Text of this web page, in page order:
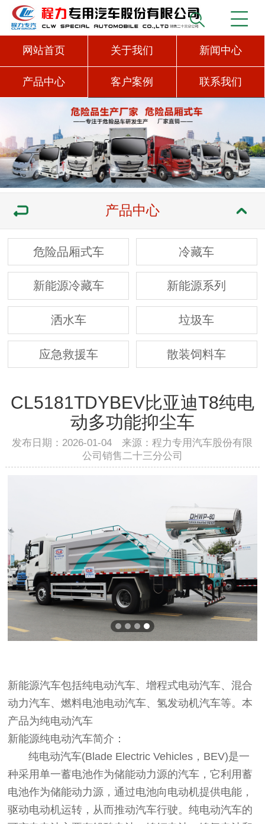
网站首页 关于我们 新闻中心
产品中心 客户案例 联系我们
产品中心
危险品厢式车 冷藏车
新能源冷藏车 新能源系列
洒水车 垃圾车
应急救援车 散装饲料车
CL5181TDYBEV比亚迪T8纯电
动多功能抑尘车
发布日期：2026-01-04 来源：程力专用汽车股份有限
公司销售二十三分公司
新能源汽车包括纯电动汽车、增程式电动汽车、混合
动力汽车、燃料电池电动汽车、氢发动机汽车等。本
产品为纯电动汽车
新能源纯电动汽车简介：
纯电动汽车(Blade Electric Vehicles，BEV)是一
种采用单一蓄电池作为储能动力源的汽车，它利用蓄
电池作为储能动力源，通过电池向电动机提供电能，
驱动电动机运转，从而推动汽车行驶。纯电动汽车的